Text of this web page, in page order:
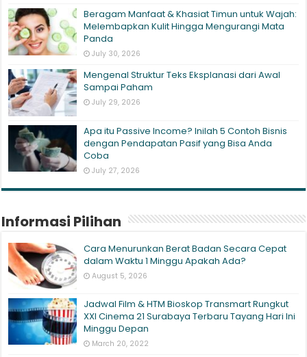
Beragam Manfaat & Khasiat Timun untuk Wajah:
Melembapkan Kulit Hingga Mengurangi Mata
Panda
July 30, 2026
Mengenal Struktur Teks Eksplanasi dari Awal
Sampai Paham
July 29, 2026
Apa itu Passive Income? Inilah 5 Contoh Bisnis
dengan Pendapatan Pasif yang Bisa Anda
Coba
July 27, 2026
Informasi Pilihan
Cara Menurunkan Berat Badan Secara Cepat
dalam Waktu 1 Minggu Apakah Ada?
August 5, 2026
Jadwal Film & HTM Bioskop Transmart Rungkut
XXI Cinema 21 Surabaya Terbaru Tayang Hari Ini
Minggu Depan
March 20, 2022